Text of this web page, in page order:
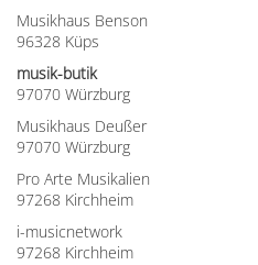
Musikhaus Benson
96328 Küps
musik-butik
97070 Würzburg
Musikhaus Deußer
97070 Würzburg
Pro Arte Musikalien
97268 Kirchheim
i-musicnetwork
97268 Kirchheim